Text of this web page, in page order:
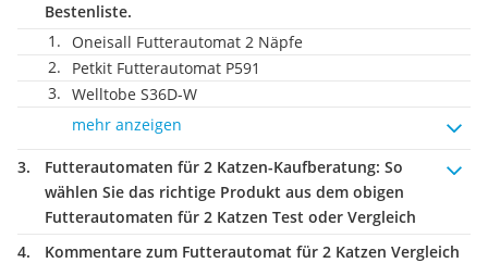
Bestenliste.
Oneisall ‎‎Futterautomat 2 Näpfe
Petkit Futterautomat P591
Welltobe S36D-W
mehr anzeigen
Futterautomaten für 2 Katzen-Kaufberatung: So
wählen Sie das richtige Produkt aus dem obigen
Futterautomaten für 2 Katzen Test oder Vergleich
Kommentare zum Futterautomat für 2 Katzen Vergleich